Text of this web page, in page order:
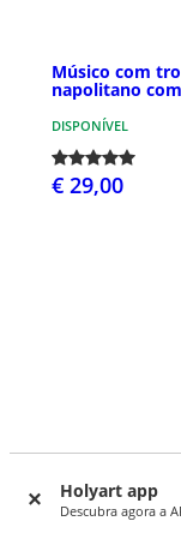
Holyart app
Descubra agora a
Músico com
napolitano
DISPONÍVEL
€ 29,00